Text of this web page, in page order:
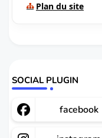
Plan du site
SOCIAL PLUGIN
facebook